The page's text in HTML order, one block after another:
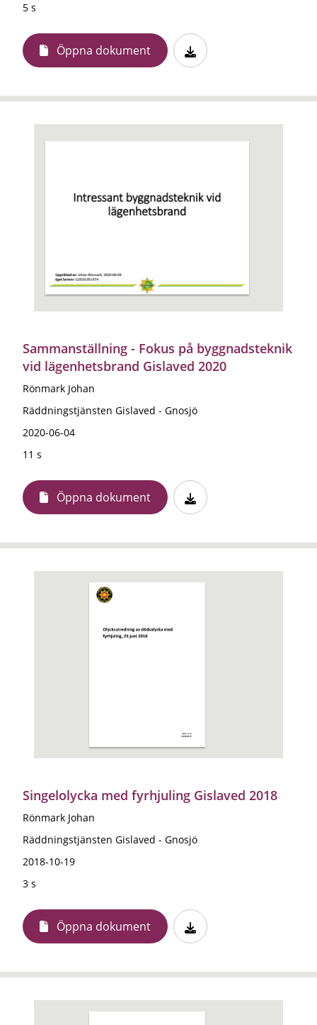
5 s
Öppna dokument
Sammanställning - Fokus på byggnadsteknik
vid lägenhetsbrand Gislaved 2020
Rönmark Johan
Räddningstjänsten Gislaved - Gnosjö
2020-06-04
11 s
Öppna dokument
Singelolycka med fyrhjuling Gislaved 2018
Rönmark Johan
Räddningstjänsten Gislaved - Gnosjö
2018-10-19
3 s
Öppna dokument